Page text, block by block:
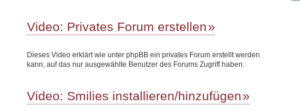
Video: Privates Forum erstellen
Dieses Video erklärt wie unter phpBB ein privates Forum erstellt werden
kann, auf das nur ausgewählte Benutzer des Forums Zugriff haben.
Video: Smilies installieren/hinzufügen